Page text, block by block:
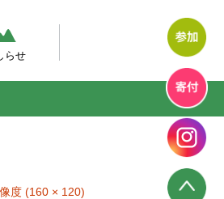
らせ
度 (160 × 120)